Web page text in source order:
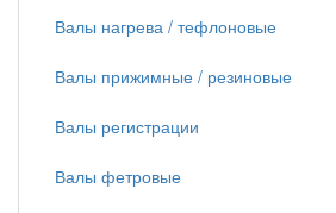
Валы нагрева / тефлоновые
Валы прижимные / резиновые
Валы регистрации
Валы фетровые